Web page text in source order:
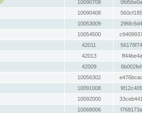
10090708
10090408
10053009
10054500
42011
42013
42009
10056302
10091008
10092000
10068006